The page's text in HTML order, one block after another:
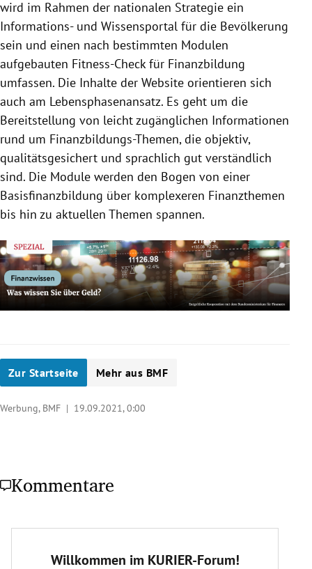
wird im Rahmen der nationalen Strategie ein
Informations- und Wissensportal für die Bevölkerung
sein und einen nach bestimmten Modulen
aufgebauten Fitness-Check für Finanzbildung
umfassen. Die Inhalte der Website orientieren sich
auch am Lebensphasenansatz. Es geht um die
Bereitstellung von leicht zugänglichen Informationen
rund um Finanzbildungs-Themen, die objektiv,
qualitätsgesichert und sprachlich gut verständlich
sind. Die Module werden den Bogen von einer
Basisfinanzbildung über komplexeren Finanzthemen
bis hin zu aktuellen Themen spannen.
Zur Startseite Mehr aus BMF
Werbung, BMF | 19.09.2021, 0:00
Kommentare